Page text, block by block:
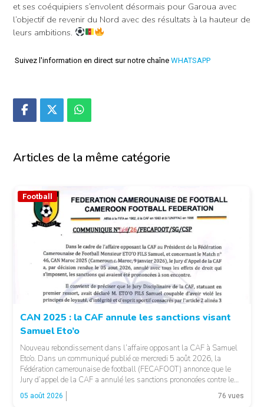
et ses coéquipiers s’envolent désormais pour Garoua avec
l’objectif de revenir du Nord avec des résultats à la hauteur de
leurs ambitions.
Suivez l'information en direct sur notre chaîne WHATSAPP
Articles de la même catégorie
Football
CAN 2025 : la CAF annule les sanctions visant
Samuel Eto’o
Nouveau rebondissement dans l’affaire opposant la CAF à Samuel
Eto’o. Dans un communiqué publié ce mercredi 5 août 2026, la
Fédération camerounaise de football (FECAFOOT) annonce que le
Jury d’appel de la CAF a annulé les sanctions prononcées contre le
président de la fédération camerounaise. Le dossier concernait les
incidents survenus lors du match Cameroun-Maroc […]
05 août 2026 76 vues